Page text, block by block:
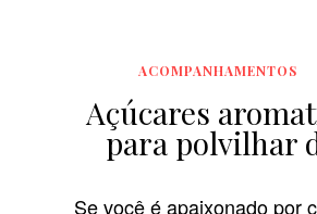
ACOMPANHAMENTOS
Açúcares
para polvilhar
Se você é apaixonado por